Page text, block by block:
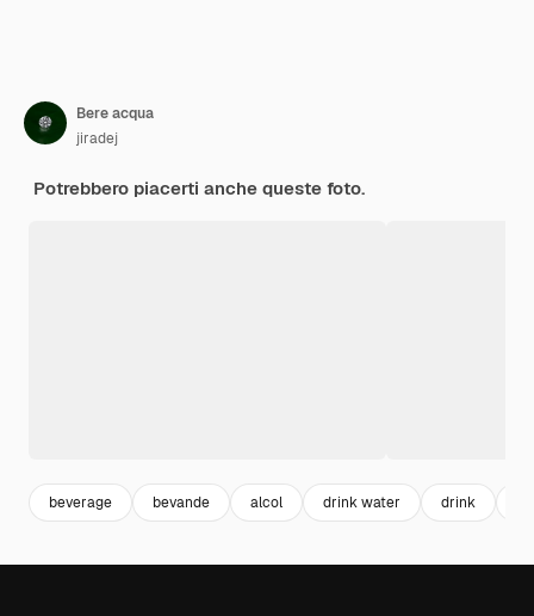
Bere acqua
jiradej
Potrebbero piacerti anche queste foto.
beverage bevande alcol drink water drink